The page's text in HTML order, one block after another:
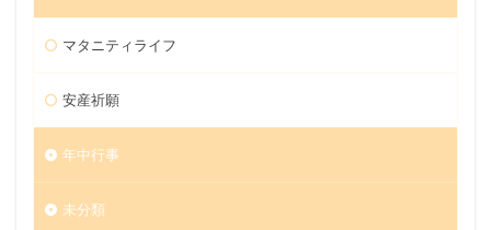
マタニティライフ
安産祈願
年中行事
未分類